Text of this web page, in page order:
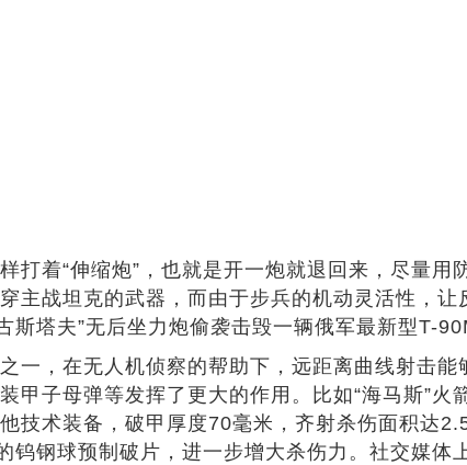
打着“伸缩炮”，也就是开一炮就退回来，尽量
主战坦克的武器，而由于步兵的机动灵活性，
斯塔夫”无后坐力炮偷袭击毁一辆俄军最新型T-
一，在无人机侦察的帮助下，远距离曲线射击
甲子母弹等发挥了更大的作用。比如“海马斯”
技术装备，破甲厚度70毫米，齐射杀伤面积达
钨钢球预制破片，进一步增大杀伤力。社交媒